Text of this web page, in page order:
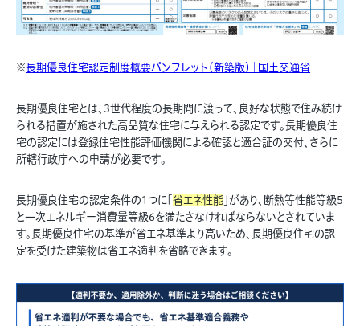
※長期優良住宅認定制度概要パンフレット（新築版）｜国土交通省
長期優良住宅とは、3世代程度の長期間に渡って、良好な状態で住み続け
られる措置が施された高品質な住宅に与えられる認定です。長期優良住
宅の認定には登録住宅性能評価機関による確認と適合証の交付、さらに
所轄行政庁への申請が必要です。
長期優良住宅の認定条件の1つに「 省エネ性能」があり、断熱等性能等級5
と一次エネルギー消費量等級6を満たさなければならないとされていま
す。長期優良住宅の基準が省エネ基準より高いため、長期優良住宅の認
定を受けた建築物は省エネ適判を省略できます。